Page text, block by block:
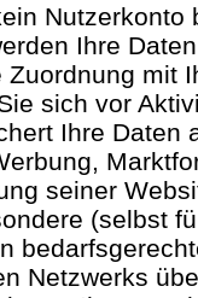
Nutzerkonto
Ihre
mit
sich vor
Ihre Daten
seiner
(selbst
Netzwerks